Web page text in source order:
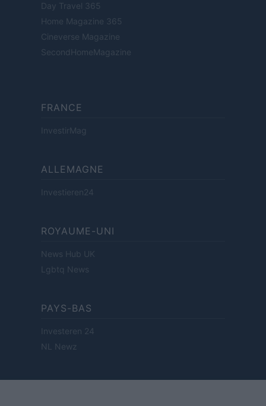
Day Travel 365
Home Magazine 365
Cineverse Magazine
SecondHomeMagazine
FRANCE
InvestirMag
ALLEMAGNE
Investieren24
ROYAUME-UNI
News Hub UK
Lgbtq News
PAYS-BAS
Investeren 24
NL Newz